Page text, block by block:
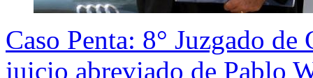
Caso Penta: 8° Juzgado
juicio abreviado de Pablo